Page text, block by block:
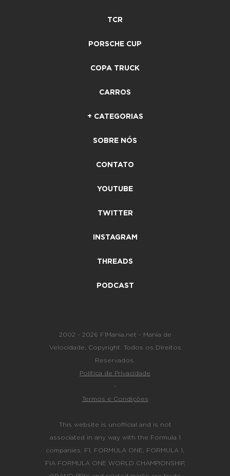
TCR
PORSCHE CUP
COPA TRUCK
CARROS
+ CATEGORIAS
SOBRE NÓS
CONTATO
YOUTUBE
TWITTER
INSTAGRAM
THREADS
PODCAST
2002 - 2026 F1Mania.net - Mania de
Velocidade. Copyright. Todos os Direitos
Reservados.
Política de Privacidade
-
Termos e Condições
This website is unofficial and is not
associated in any way with the Formula 1
companies. F1, FORMULA ONE, FORMULA 1,
FIA FORMULA ONE WORLD CHAMPIONSHIP,